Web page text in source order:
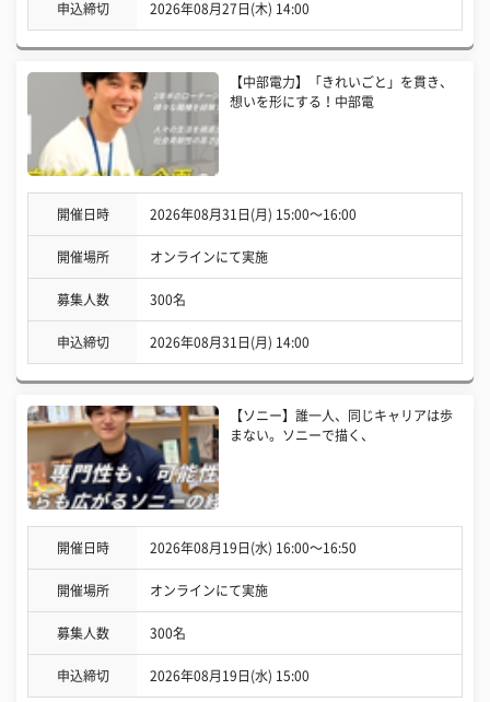
申込締切 2026年08月27日(木) 14:00
【中部電力】「きれいごと」を貫き、
想いを形にする！中部電
開催日時 2026年08月31日(月) 15:00〜16:00
開催場所 オンラインにて実施
募集人数 300名
申込締切 2026年08月31日(月) 14:00
【ソニー】誰一人、同じキャリアは歩
まない。ソニーで描く、
開催日時 2026年08月19日(水) 16:00〜16:50
開催場所 オンラインにて実施
募集人数 300名
申込締切 2026年08月19日(水) 15:00